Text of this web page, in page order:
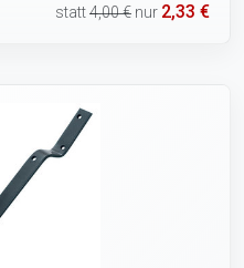
statt4,00 € nur 2,33 €